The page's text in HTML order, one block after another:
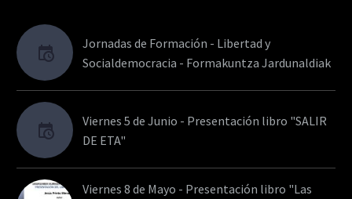
Jornadas de Formación - Libertad y
Socialdemocracia - Formakuntza Jardunaldiak
Viernes 5 de Junio - Presentación libro "SALIR
DE ETA"
Viernes 8 de Mayo - Presentación libro "Las